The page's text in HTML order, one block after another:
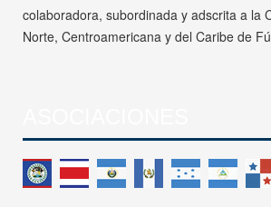
colaboradora, subordinada y adscrita a la
Norte, Centroamericana y del Caribe de